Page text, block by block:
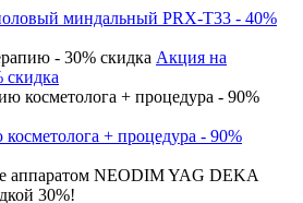
миндальный PRX-T33 - 40%
Акция на
скидка
+ процедура - 90%